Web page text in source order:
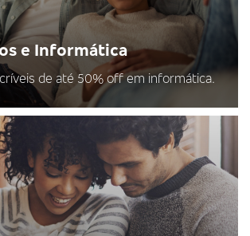
e Informática
de até 50% off em informática.